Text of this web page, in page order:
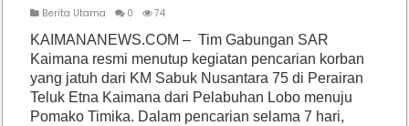
Berita Utama 0 74
KAIMANANEWS.COM – Tim Gabungan SAR
Kaimana resmi menutup kegiatan pencarian korban
yang jatuh dari KM Sabuk Nusantara 75 di Perairan
Teluk Etna Kaimana dari Pelabuhan Lobo menuju
Pomako Timika. Dalam pencarian selama 7 hari,